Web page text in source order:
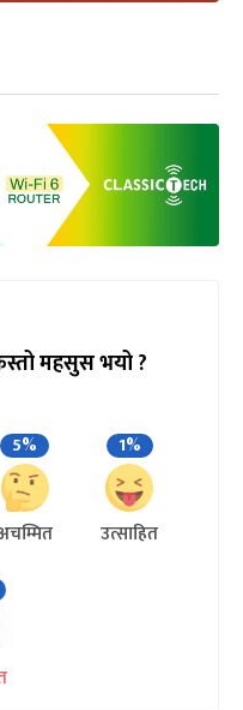
महसुस भयो ?
5% 1%
उत्साहित